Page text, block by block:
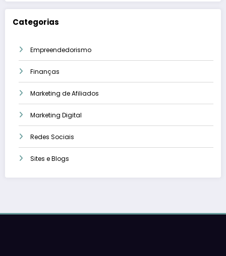
Categorias
Empreendedorismo
Finanças
Marketing de Afiliados
Marketing Digital
Redes Sociais
Sites e Blogs